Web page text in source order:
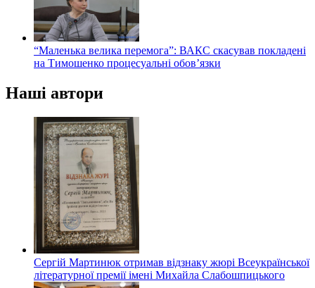
“Маленька велика перемога”: ВАКС скасував покладені
на Тимошенко процесуальні обов’язки
Наші автори
Сергій Мартинюк отримав відзнаку жюрі Всеукраїнської
літературної премії імені Михайла Слабошпицького